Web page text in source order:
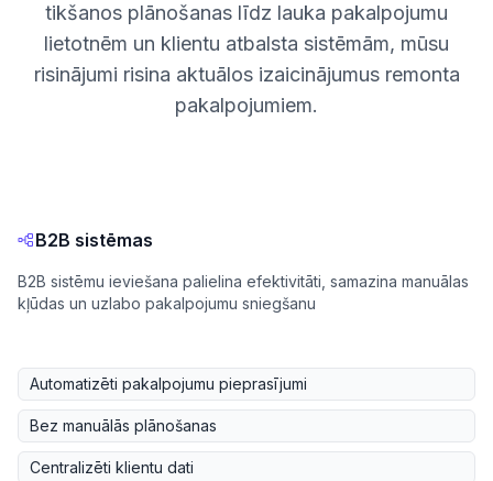
tikšanos plānošanas līdz lauka pakalpojumu
lietotnēm un klientu atbalsta sistēmām, mūsu
risinājumi risina aktuālos izaicinājumus remonta
pakalpojumiem.
B2B sistēmas
B2B sistēmu ieviešana palielina efektivitāti, samazina manuālas
kļūdas un uzlabo pakalpojumu sniegšanu
Automatizēti pakalpojumu pieprasījumi
Bez manuālās plānošanas
Centralizēti klientu dati